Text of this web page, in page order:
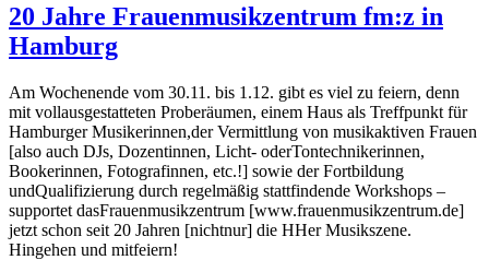
20 Jahre Frauenmusikzentrum fm:z in
Hamburg
Am Wochenende vom 30.11. bis 1.12. gibt es viel zu feiern, denn
mit vollausgestatteten Proberäumen, einem Haus als Treffpunkt für
Hamburger Musikerinnen,der Vermittlung von musikaktiven Frauen
[also auch DJs, Dozentinnen, Licht- oderTontechnikerinnen,
Bookerinnen, Fotografinnen, etc.!] sowie der Fortbildung
undQualifizierung durch regelmäßig stattfindende Workshops –
supportet dasFrauenmusikzentrum [www.frauenmusikzentrum.de]
jetzt schon seit 20 Jahren [nichtnur] die HHer Musikszene.
Hingehen und mitfeiern!